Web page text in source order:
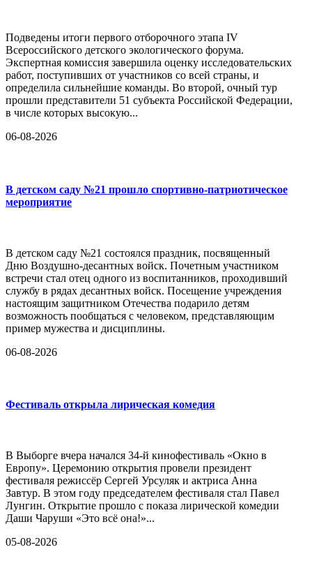
Подведены итоги первого отборочного этапа IV
Всероссийского детского экологического форума.
Экспертная комиссия завершила оценку исследовательских
работ, поступивших от участников со всей страны, и
определила сильнейшие команды. Во второй, очный тур
прошли представители 51 субъекта Российской Федерации,
в числе которых высокую...
06-08-2026
В детском саду №21 прошло спортивно-патриотическое
мероприятие
В детском саду №21 состоялся праздник, посвященный
Дню Воздушно-десантных войск. Почетным участником
встречи стал отец одного из воспитанников, проходивший
службу в рядах десантных войск. Посещение учреждения
настоящим защитником Отечества подарило детям
возможность пообщаться с человеком, представляющим
пример мужества и дисциплины.
06-08-2026
Фестиваль открыла лирическая комедия
В Выборге вчера начался 34-й кинофестиваль «Окно в
Европу». Церемонию открытия провели президент
фестиваля режиссёр Сергей Урсуляк и актриса Анна
Завтур. В этом году председателем фестиваля стал Павел
Лунгин. Открытие прошло с показа лирической комедии
Даши Чаруши «Это всё она!»...
05-08-2026